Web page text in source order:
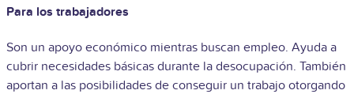
Para los trabajadores
Son un apoyo económico mientras buscan empleo. Ayuda a
cubrir necesidades básicas durante la desocupación. También
aportan a las posibilidades de conseguir un trabajo otorgando